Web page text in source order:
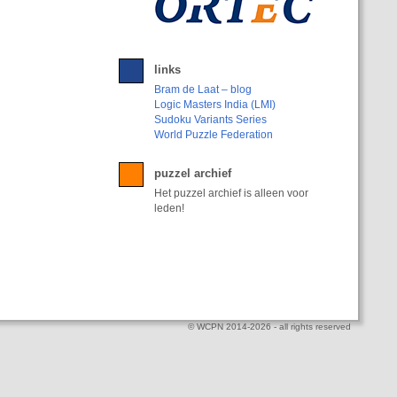
links
Bram de Laat – blog
Logic Masters India (LMI)
Sudoku Variants Series
World Puzzle Federation
puzzel archief
Het puzzel archief is alleen voor
leden!
© WCPN 2014-2026 - all rights reserved